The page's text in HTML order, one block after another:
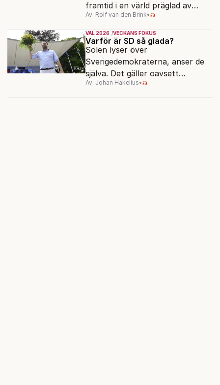
framtid i en värld präglad av
underhållning, effektsökeri och
sekundsnabba kickar?
Av: Rolf van den Brink•
VAL 2026 VECKANS FOKUS
Varför är SD så glada?
Solen lyser över
Sverigedemokraterna, anser de
själva. Det gäller oavsett
valutgången i höst.
Av: Johan Hakelius•